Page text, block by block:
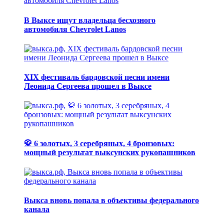
В Выксе ищут владельца бесхозного
автомобиля Chevrolet Lanos
XIX фестиваль бардовской песни имени
Леонида Сергеева прошел в Выксе
🥋 6 золотых, 3 серебряных, 4 бронзовых:
мощный результат выксунских рукопашников
Выкса вновь попала в объективы федерального
канала